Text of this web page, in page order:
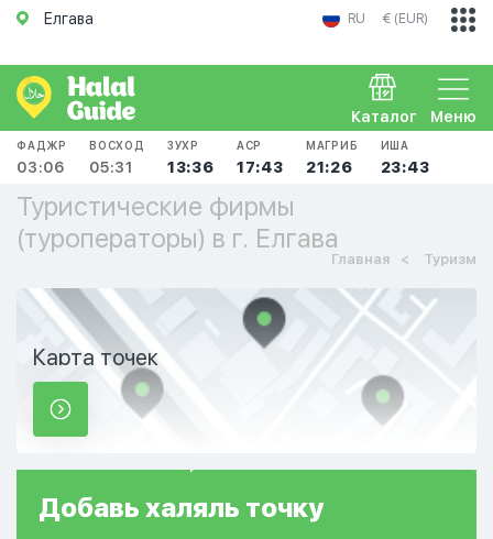
Елгава RU € (EUR)
Меню
Каталог
ФАДЖР
03:06
ВОСХОД
05:31
ЗУХР
13:36
АСР
17:43
МАГРИБ
21:26
ИША
23:43
Туристические фирмы
(туроператоры) в г. Елгава
Главная Туризм
Карта точек
Добавь халяль точку